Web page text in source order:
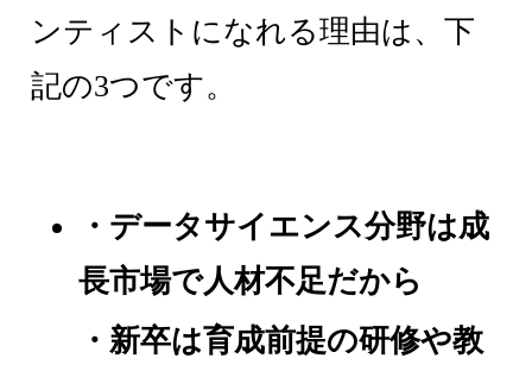
ンティストになれる理由は、下
記の3つです。
・データサイエンス分野は成
長市場で人材不足だから
・新卒は育成前提の研修や教